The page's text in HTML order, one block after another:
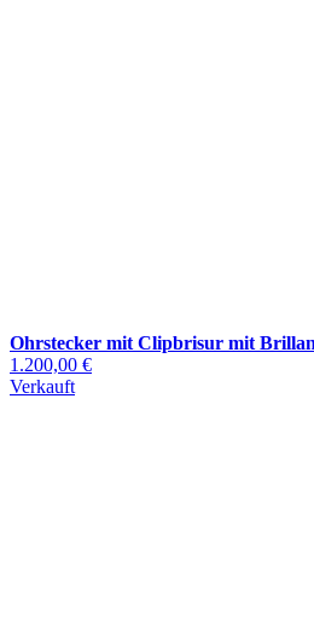
Ohrstecker mit Clipbrisur mit
1.200,00 €
Verkauft